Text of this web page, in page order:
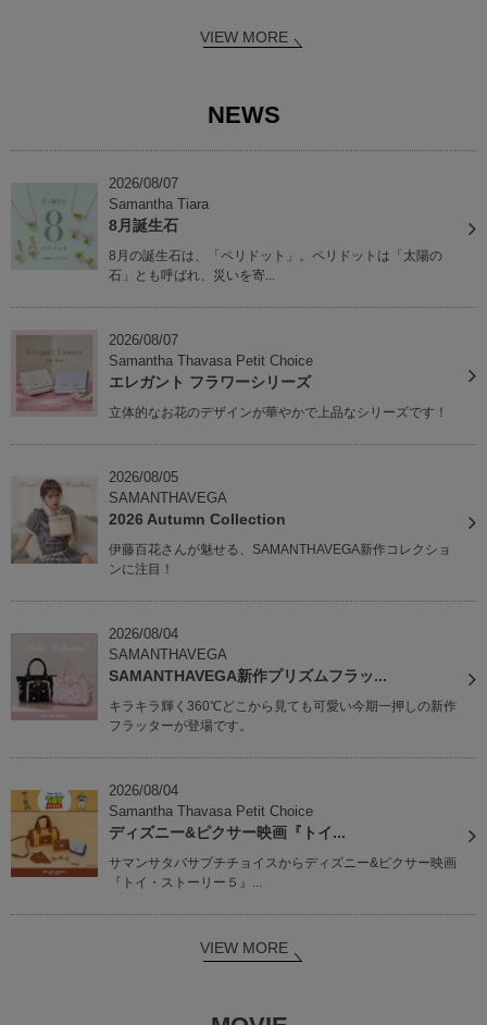
VIEW MORE
NEWS
2026/08/07
Samantha Tiara
8月誕生石
8月の誕生石は、「ペリドット」。ペリドットは「太陽の
石」とも呼ばれ、災いを寄...
2026/08/07
Samantha Thavasa Petit Choice
エレガント フラワーシリーズ
立体的なお花のデザインが華やかで上品なシリーズです！
2026/08/05
SAMANTHAVEGA
2026 Autumn Collection
伊藤百花さんが魅せる、SAMANTHAVEGA新作コレクショ
ンに注目！
2026/08/04
SAMANTHAVEGA
SAMANTHAVEGA新作プリズムフラッ...
キラキラ輝く360℃どこから見ても可愛い今期一押しの新作
フラッターが登場です。
2026/08/04
Samantha Thavasa Petit Choice
ディズニー&ピクサー映画『トイ...
サマンサタバサプチチョイスからディズニー&ピクサー映画
『トイ・ストーリー５』...
VIEW MORE